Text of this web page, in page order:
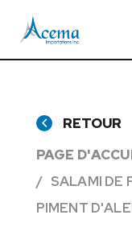
RETOUR
PAGE
SALAMI DE
PIMENT